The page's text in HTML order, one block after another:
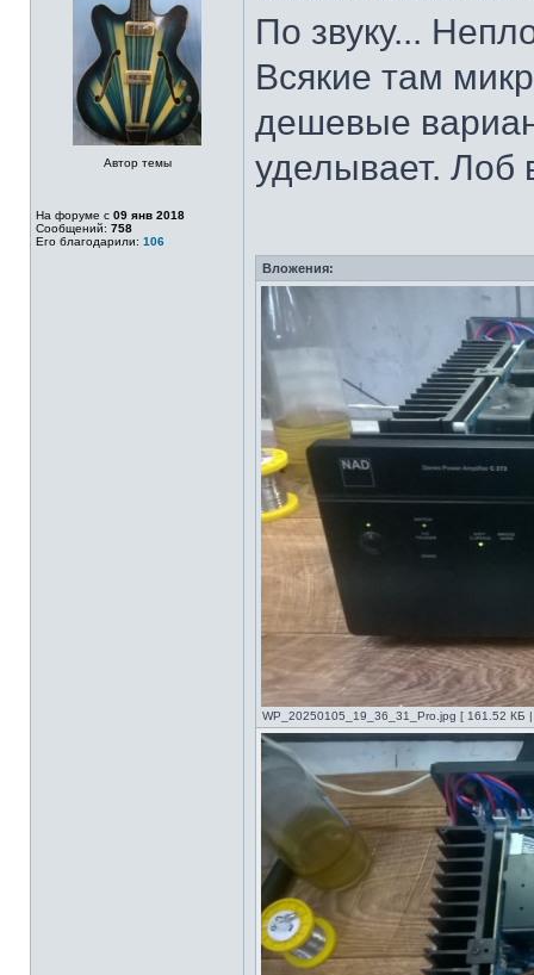
Автор темы
На форуме с 09 янв 2018
Сообщений: 758
Его благодарили: 106
По звуку...
Всякие там
дешевые
уделывает. Лоб
Вложения:
WP_20250105_19_36_31_Pro.jpg [ 161.52 КБ